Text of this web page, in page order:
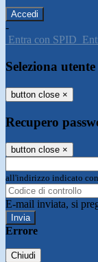
-
Entra con SPID
Seleziona utente
button close ×
Recupero
button close ×
all'indirizzo indicato
E-mail inviata, si
Errore
Chiudi